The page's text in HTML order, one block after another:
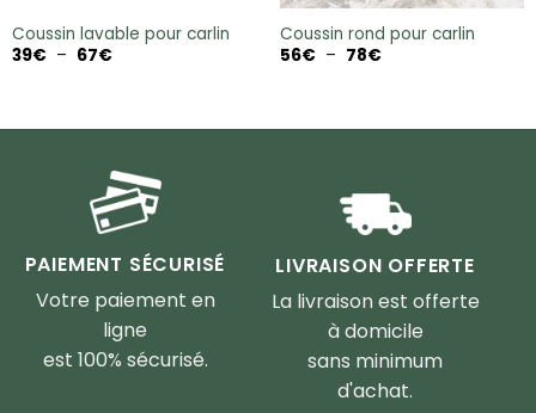
Coussin lavable pour carlin
39€ – 67€Plage
67€
Coussin rond pour carlin
56€ – 78€Plage
78€
PAIEMENT SÉCURISÉ
Votre paiement en
ligne
est 100% sécurisé.
LIVRAISON OFFERTE
La livraison est offerte
à domicile
sans minimum
d'achat.